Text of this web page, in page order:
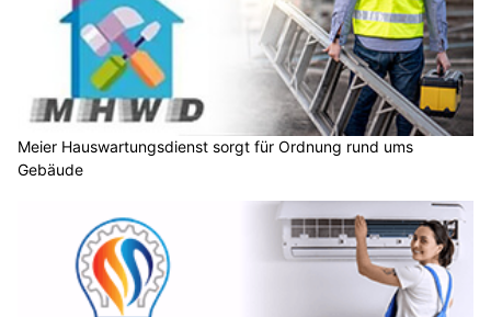
Meier Hauswartungsdienst sorgt für Ordnung rund ums
Gebäude